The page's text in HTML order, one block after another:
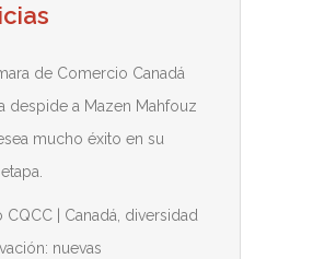
de Comercio Canadá
despide a Mazen Mahfouz
mucho éxito en su
CQCC | Canadá, diversidad
nuevas